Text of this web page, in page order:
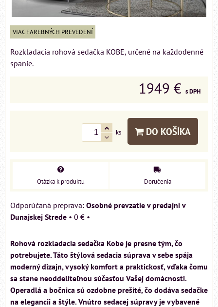
VIAC FAREBNÝCH PREVEDENÍ
Rozkladacia rohová sedačka KOBE, určené na každodenné
spanie.
1949 € s DPH
ks DO KOŠÍKA
Otázka k produktu Doručenia
Osobné prevzatie v predajni v
Dunajskej Strede • 0 € •
Rohová rozkladacia sedačka Kobe je presne tým, čo
potrebujete. Táto štýlová sedacia súprava v sebe spája
moderný dizajn, vysoký komfort a praktickosť, vďaka čomu
sa stane neoddeliteľnou súčasťou Vašej domácnosti.
Operadlá a bočnica sú ozdobne prešité, čo dodáva sedačke
na elegancii a štýle. Vnútro sedacej súpravy je vybavené